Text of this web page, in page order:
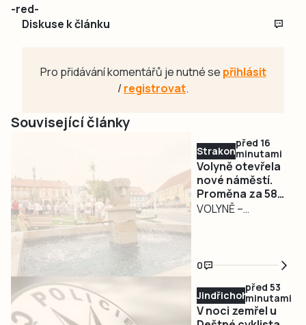
-red-
Diskuse k článku
Pro přidávání komentářů je nutné se přihlásit
/registrovat.
Související články
Strakonicko
před 16
minutami
Volyně otevřela
nové náměstí.
Proměna za 58
milionů se
VOLYNĚ –
slavnostní
otevření. Volyně v
pátek 7. srpna při
zahájení tradiční
0
Jindřichohradecko
před 53
minutami
V noci zemřel u